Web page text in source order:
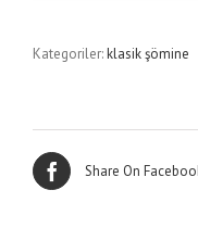
Kategoriler:klasik şömine
Share On